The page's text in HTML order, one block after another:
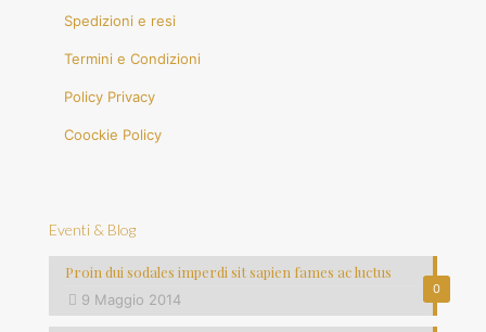
Spedizioni e resi
Termini e Condizioni
Policy Privacy
Coockie Policy
Eventi & Blog
0
Proin dui sodales imperdi sit sapien fames ac luctus
9 Maggio 2014